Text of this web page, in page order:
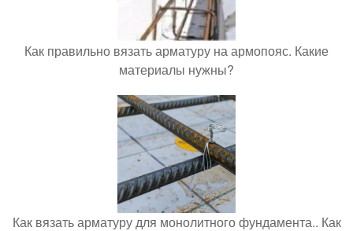
Как правильно вязать арматуру на армопояс. Какие
материалы нужны?
Как вязать арматуру для монолитного фундамента.. Как